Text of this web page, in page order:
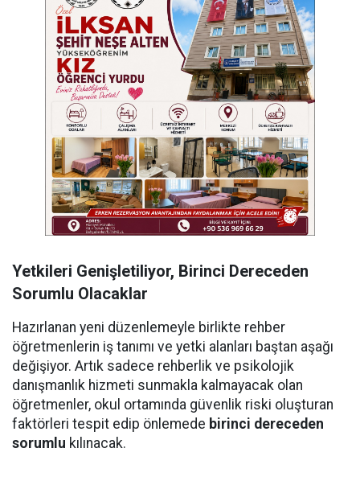
Yetkileri Genişletiliyor, Birinci Dereceden
Sorumlu Olacaklar
Hazırlanan yeni düzenlemeyle birlikte rehber
öğretmenlerin iş tanımı ve yetki alanları baştan aşağı
değişiyor. Artık sadece rehberlik ve psikolojik
danışmanlık hizmeti sunmakla kalmayacak olan
öğretmenler, okul ortamında güvenlik riski oluşturan
faktörleri tespit edip önlemede birinci dereceden
sorumlu kılınacak.